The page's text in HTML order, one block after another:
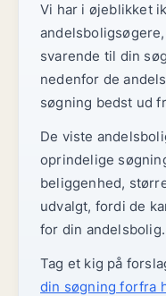
Vi har i øjeblikket
svarende til din
nedenfor de
søgning bedst ud
De viste
oprindelige
beliggenhed,
udvalgt, fordi de
for din andelsbolig.
Tag et kig på
din søgning forfra